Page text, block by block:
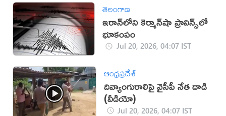
తెలంగాణ
ఇరాన్‌లోని కెర్మాన్‌షా ప్రావిన్స్‌లో
భూకంపం
Jul 20, 2026, 04:07 IST
ఆంధ్రప్రదేశ్
దివ్యాంగురాలిపై వైసీపీ నేత దాడి
(వీడియో)
Jul 20, 2026, 04:07 IST